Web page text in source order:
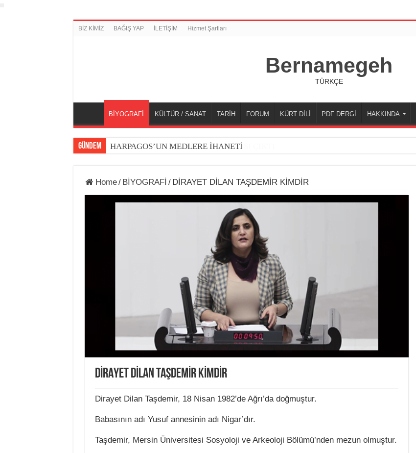
BİZ KİMİZ BAĞIŞ YAP İLETİŞİM Hizmet Şartları
Bernamegeh
TÜRKÇE
BİYOGRAFİ KÜLTÜR / SANAT TARİH FORUM KÜRT DİLİ PDF DERGİ HAKKINDA
GÜNDEM HARPAGOS’UN MEDLERE İHANETİ
Home/ BİYOGRAFİ / DİRAYET DİLAN TAŞDEMİR KİMDİR
DİRAYET DİLAN TAŞDEMİR KİMDİR
Dirayet Dilan Taşdemir, 18 Nisan 1982’de Ağrı’da doğmuştur.
Babasının adı Yusuf annesinin adı Nigar’dır.
Taşdemir, Mersin Üniversitesi Sosyoloji ve Arkeoloji Bölümü’nden mezun olmuştur.